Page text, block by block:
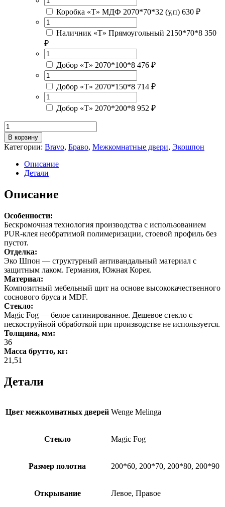
Коробка «Т» МДФ 2070*70*32 (у,п) 630 ₽
Наличник «Т» Прямоугольный 2150*70*8 350
₽
Добор «Т» 2070*100*8 476 ₽
Добор «Т» 2070*150*8 714 ₽
Добор «Т» 2070*200*8 952 ₽
Количество
товара
Браво-27
Wenge
Melinga
Fog
В корзину
Категории: Bravo, Браво, Межкомнатные двери, Экошпон
Описание
Детали
Описание
Особенности:
Бескромочная технология производства с использованием
PUR-клея необратимой полимеризации, стоевой профиль без
пустот.
Отделка:
Эко Шпон — структурный антивандальный материал с
защитным лаком. Германия, Южная Корея.
Материал:
Композитный мебельный щит на основе высококачественного
соснового бруса и MDF.
Стекло:
Magic Fog — белое сатинированное. Дешевое стекло с
пескоструйной обработкой при производстве не используется.
Толщина, мм:
36
Масса брутто, кг:
21,51
Детали
Цвет межкомнатных дверей Wenge Melinga
Стекло Magic Fog
Размер полотна 200*60, 200*70, 200*80, 200*90
Открывание Левое, Правое